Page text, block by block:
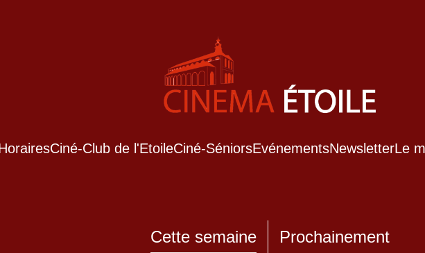
Ciné-Club de l'EtoileCiné-SéniorsEvénementsNewsletterLe
Cette semaine Prochainement